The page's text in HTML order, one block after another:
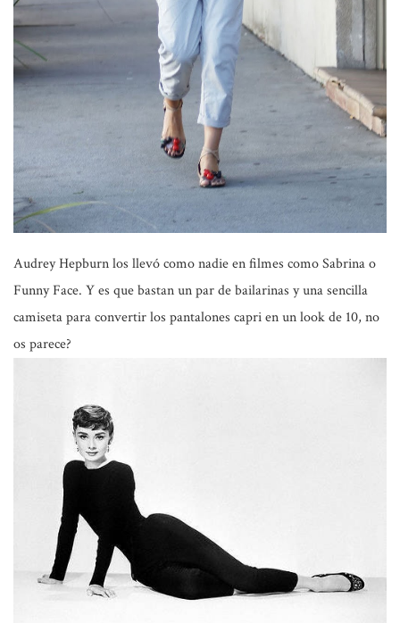
Audrey Hepburnlos llevó como nadie en filmes comoSabrinao
Funny Face. Y es que bastan un par de bailarinas y una sencilla
camiseta para convertir los pantalones capri en un look de 10, no
os parece?